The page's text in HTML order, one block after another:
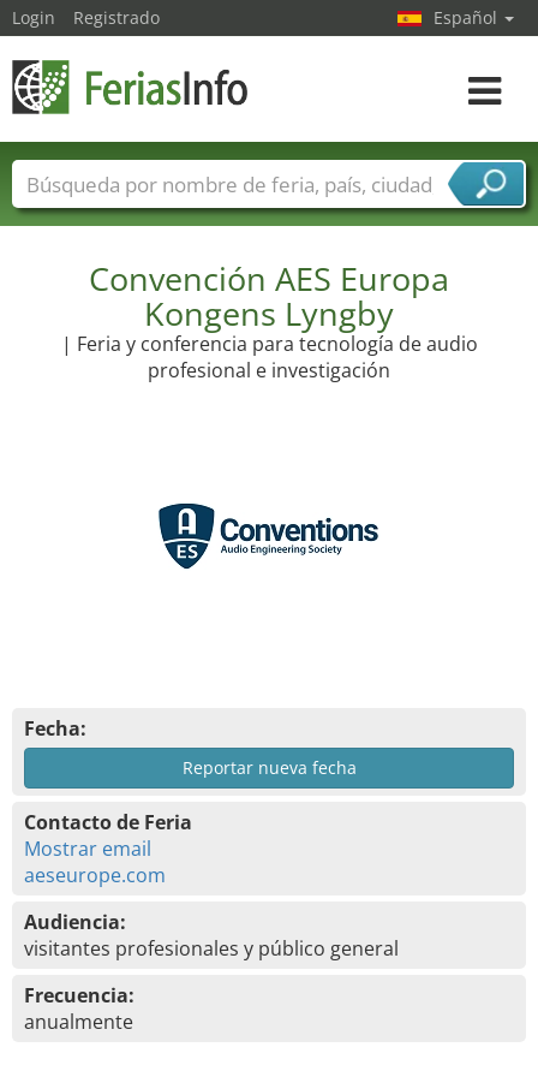
Convención AES Europa
Kongens Lyngby
| Feria y conferencia para tecnología de audio
profesional e investigación
Fecha:
Reportar nueva fecha
Contacto de Feria
Mostrar email
aeseurope.com
Audiencia:
visitantes profesionales y público general
Frecuencia:
anualmente
Login Registrado Español
toggle
Nombres de ferias Países
Ciudades
Sectores de proveedor de servicios